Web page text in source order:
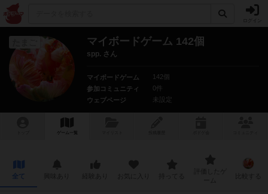
マイボードゲーム 142個
spp. さん
マイボードゲーム
142個
参加コミュニティ
0件
ウェブページ
未設定
ゲーム一覧
全て